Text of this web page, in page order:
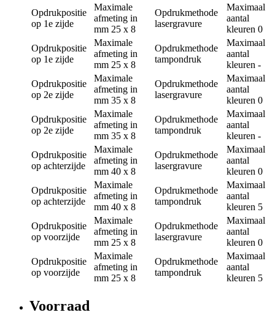
Opdrukpositie
op 1e zijde
Maximale
afmeting in
mm 25 x 8
Opdrukmethode
lasergravure
Maximaal
aantal
kleuren 0
Opdrukpositie
op 1e zijde
Maximale
afmeting in
mm 25 x 8
Opdrukmethode
tampondruk
Maximaal
aantal
kleuren -
Opdrukpositie
op 2e zijde
Maximale
afmeting in
mm 35 x 8
Opdrukmethode
lasergravure
Maximaal
aantal
kleuren 0
Opdrukpositie
op 2e zijde
Maximale
afmeting in
mm 35 x 8
Opdrukmethode
tampondruk
Maximaal
aantal
kleuren -
Opdrukpositie
op achterzijde
Maximale
afmeting in
mm 40 x 8
Opdrukmethode
lasergravure
Maximaal
aantal
kleuren 0
Opdrukpositie
op achterzijde
Maximale
afmeting in
mm 40 x 8
Opdrukmethode
tampondruk
Maximaal
aantal
kleuren 5
Opdrukpositie
op voorzijde
Maximale
afmeting in
mm 25 x 8
Opdrukmethode
lasergravure
Maximaal
aantal
kleuren 0
Opdrukpositie
op voorzijde
Maximale
afmeting in
mm 25 x 8
Opdrukmethode
tampondruk
Maximaal
aantal
kleuren 5
Voorraad